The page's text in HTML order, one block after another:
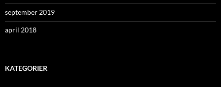
september 2019
april 2018
KATEGORIER